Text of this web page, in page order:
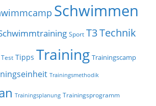
Schwimmen
Sport T3Technik
Test Tipps Training Trainingscamp
Trainingsmethodik
Trainingsplanung Trainingsprogramm